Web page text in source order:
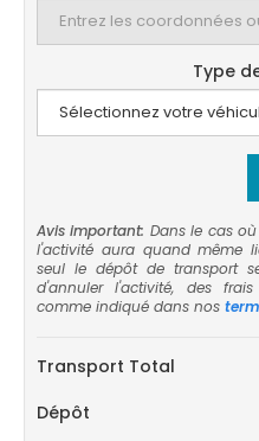
Type
Avis important: Dans le cas
l'activité aura quand même
seul le dépôt de transport
d'annuler l'activité, des
comme indiqué dans nos
Transport Total
Dépôt